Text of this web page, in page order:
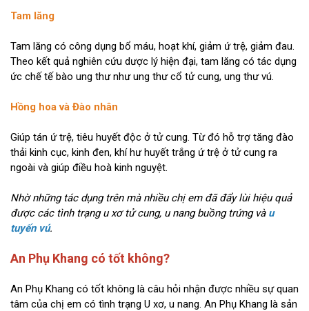
Tam lăng
Tam lăng có công dụng bổ máu, hoạt khí, giảm ứ trệ, giảm đau.
Theo kết quả nghiên cứu dược lý hiện đại, tam lăng có tác dụng
ức chế tế bào ung thư như ung thư cổ tử cung, ung thư vú.
Hồng hoa và Đào nhân
Giúp tán ứ trệ, tiêu huyết độc ở tử cung. Từ đó hỗ trợ tăng đào
thải kinh cục, kinh đen, khí hư huyết trắng ứ trệ ở tử cung ra
ngoài và giúp điều hoà kinh nguyệt.
Nhờ những tác dụng trên mà nhiều chị em đã đẩy lùi hiệu quả
được các tình trạng u xơ tử cung, u nang buồng trứng và u
tuyến vú.
An Phụ Khang có tốt không?
An Phụ Khang có tốt không là câu hỏi nhận được nhiều sự quan
tâm của chị em có tình trạng U xơ, u nang. An Phụ Khang là sản